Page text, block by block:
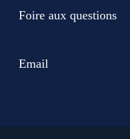
Foire aux questions
Email